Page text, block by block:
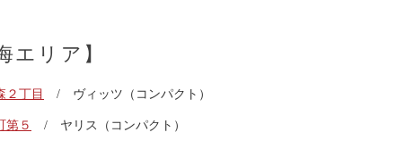
エリア】
丁目 / ヴィッツ（コンパクト）
第５ / ヤリス（コンパクト）